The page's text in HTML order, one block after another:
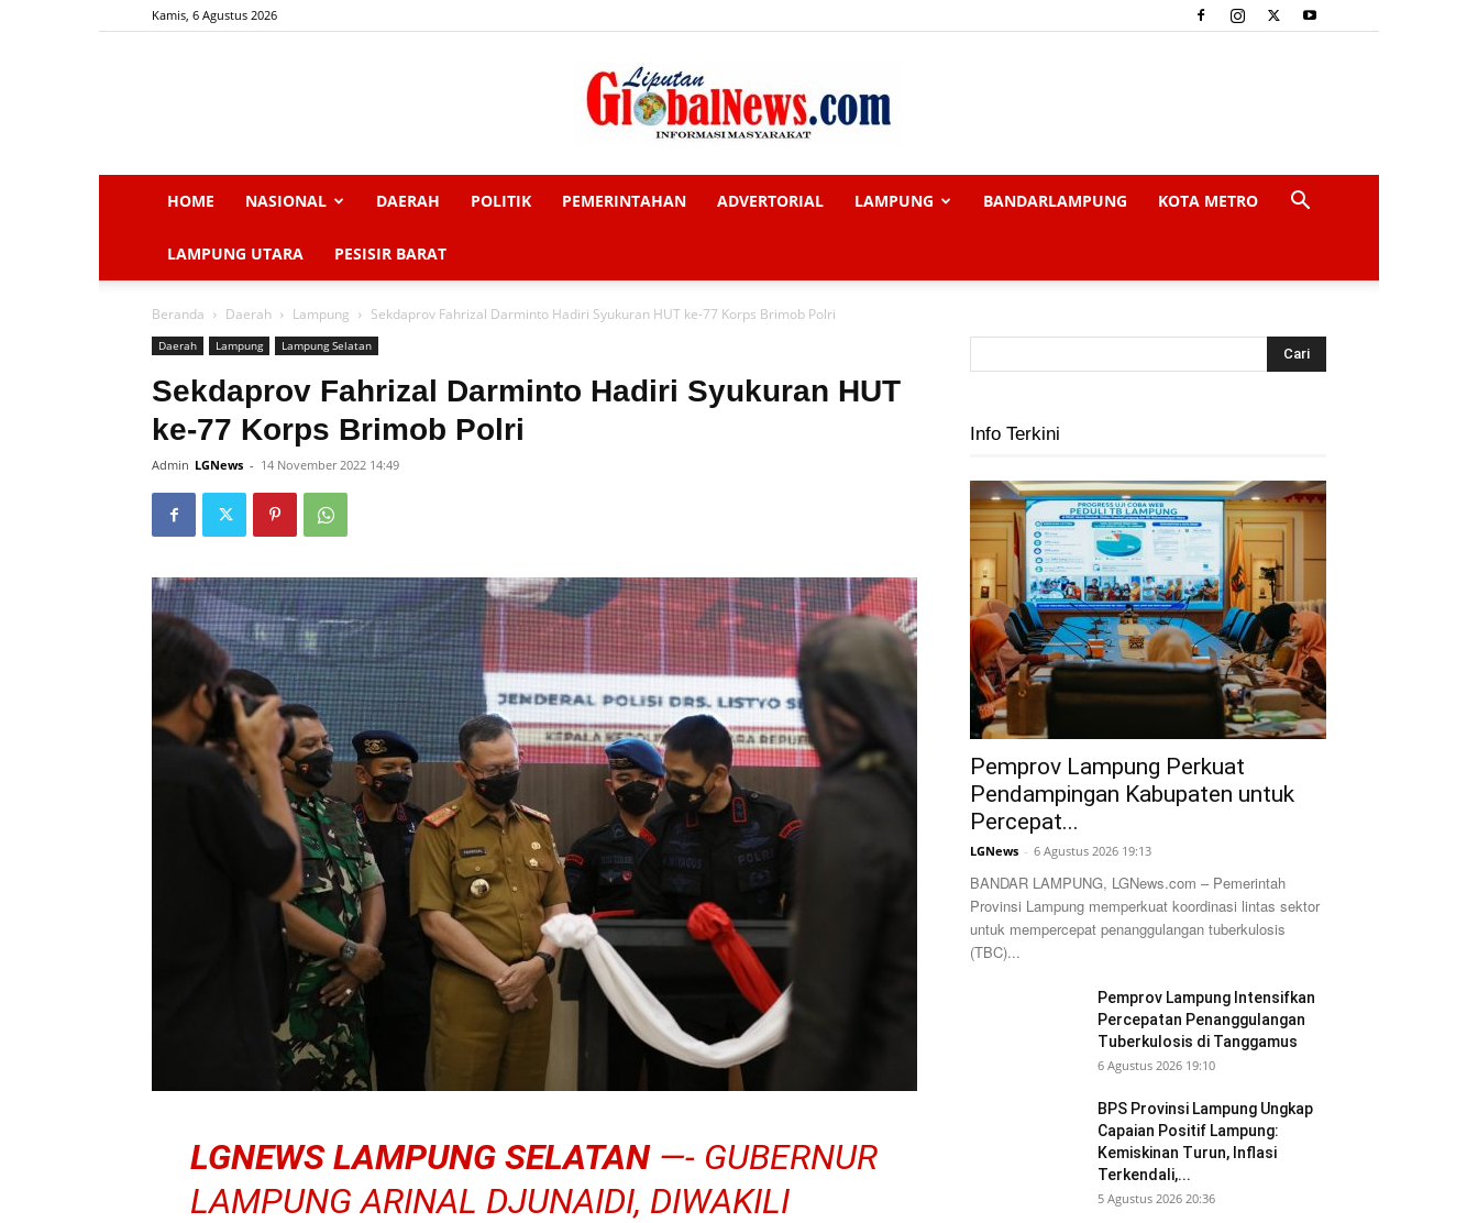
Kamis, 6 Agustus 2026
HOME NASIONAL DAERAH POLITIK PEMERINTAHAN ADVERTORIAL LAMPUNG BANDARLAMPUNG KOTA METRO
LAMPUNG UTARA PESISIR BARAT
Beranda Daerah Lampung Sekdaprov Fahrizal Darminto Hadiri Syukuran HUT ke-77 Korps Brimob Polri
Daerah Lampung Lampung Selatan
Sekdaprov Fahrizal Darminto Hadiri Syukuran HUT
ke-77 Korps Brimob Polri
Admin LGNews - 14 November 2022 14:49
LGNEWS LAMPUNG SELATAN—- GUBERNUR
LAMPUNG ARINAL DJUNAIDI, DIWAKILI
Info Terkini
Pemprov Lampung Perkuat
Pendampingan Kabupaten untuk
Percepat...
LGNews - 6 Agustus 2026 19:13
BANDAR LAMPUNG, LGNews.com – Pemerintah
Provinsi Lampung memperkuat koordinasi lintas sektor
untuk mempercepat penanggulangan tuberkulosis
(TBC)...
Pemprov Lampung Intensifkan
Percepatan Penanggulangan
Tuberkulosis di Tanggamus
6 Agustus 2026 19:10
BPS Provinsi Lampung Ungkap
Capaian Positif Lampung:
Kemiskinan Turun, Inflasi
Terkendali,...
5 Agustus 2026 20:36